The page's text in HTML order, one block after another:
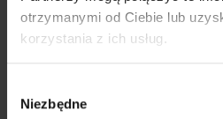
otrzymanymi od Ciebie lub
korzystania z ich usług.
zgody
Niezbędne